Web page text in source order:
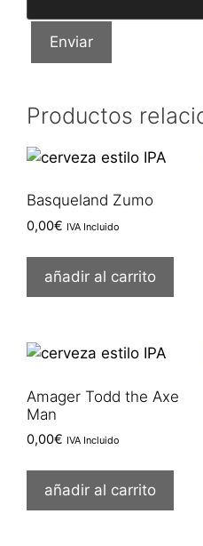
Productos
Basqueland Zumo
0,00€ IVA Incluido
añadir al carrito
Amager Todd the Axe
Man
0,00€ IVA Incluido
añadir al carrito